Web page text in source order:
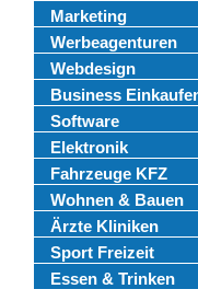
Marketing
Werbeagenturen
Webdesign
Business
Software
Elektronik
Fahrzeuge KFZ
Wohnen & Bauen
Ärzte Kliniken
Sport Freizeit
Essen & Trinken